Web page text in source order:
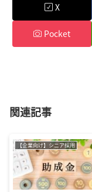
X
Pocket
関連記事
【企業向け】シニア採用